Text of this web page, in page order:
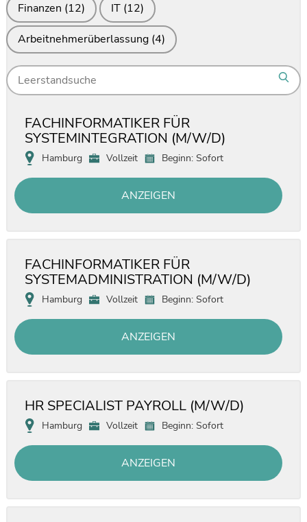
Finanzen (12) IT (12)
Arbeitnehmerüberlassung (4)
Search
for
FACHINFORMATIKER FÜR
SYSTEMINTEGRATION (M/W/D)
Hamburg Vollzeit Beginn: Sofort
ANZEIGEN
FACHINFORMATIKER FÜR
SYSTEMADMINISTRATION (M/W/D)
Hamburg Vollzeit Beginn: Sofort
ANZEIGEN
HR SPECIALIST PAYROLL (M/W/D)
Hamburg Vollzeit Beginn: Sofort
ANZEIGEN